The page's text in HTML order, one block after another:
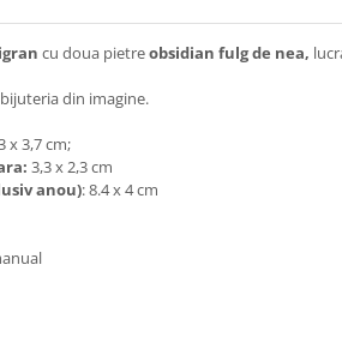
cu doua pietreobsidian fulg de nea,
din imagine.
x 3,7 cm;
3,3 x 2,3 cm
anou): 8.4 x 4 cm